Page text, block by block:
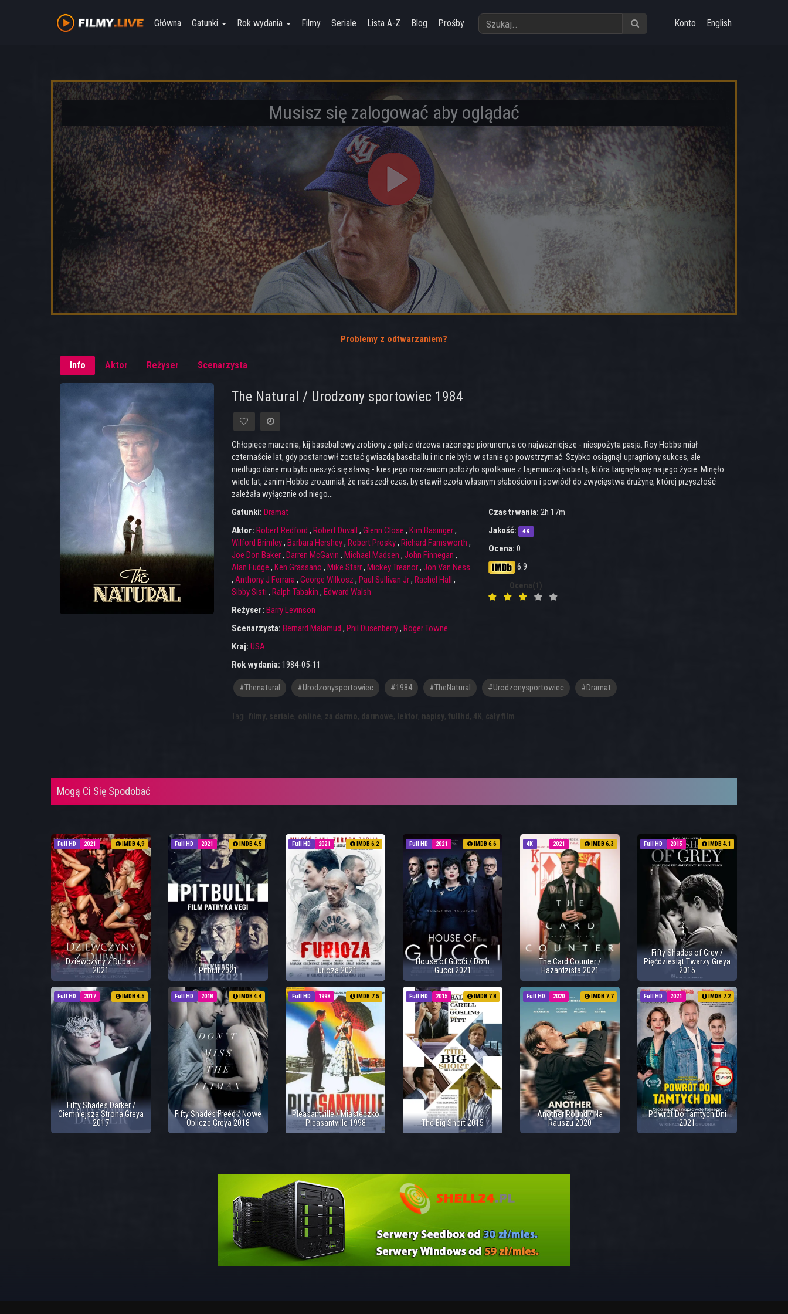
Główna Gatunki Rok wydania Filmy Seriale Lista A-Z Blog Prośby Konto English
Musisz się zalogować aby oglądać
Problemy z odtwarzaniem?
Info Aktor Reżyser Scenarzysta
The Natural / Urodzony sportowiec 1984
Chłopięce marzenia, kij baseballowy zrobiony z gałęzi drzewa rażonego piorunem, a co najważniejsze - niespożyta pasja. Roy Hobbs miał
czternaście lat, gdy postanowił zostać gwiazdą baseballu i nic nie było w stanie go powstrzymać. Szybko osiągnął upragniony sukces, ale
niedługo dane mu było cieszyć się sławą - kres jego marzeniom położyło spotkanie z tajemniczą kobietą, która targnęła się na jego życie. Minęło
wiele lat, zanim Hobbs zrozumiał, że nadszedł czas, by stawił czoła własnym słabościom i powiódł do zwycięstwa drużynę, której przyszłość
zależała wyłącznie od niego...
Gatunki: Dramat
Aktor: Robert Redford , Robert Duvall , Glenn Close , Kim Basinger,
Wilford Brimley, Barbara Hershey, Robert Prosky, Richard Farnsworth ,
Joe Don Baker, Darren McGavin , Michael Madsen , John Finnegan ,
Alan Fudge , Ken Grassano , Mike Starr, Mickey Treanor, Jon Van Ness
, Anthony J Ferrara, George Wilkosz , Paul Sullivan Jr, Rachel Hall ,
Sibby Sisti , Ralph Tabakin , Edward Walsh
Reżyser: Barry Levinson
Scenarzysta: Bernard Malamud , Phil Dusenberry, Roger Towne
Kraj: USA
Rok wydania: 1984-05-11
Czas trwania: 2h 17m
Jakość:
4K
Ocena: 0
6.9
Ocena(1)
#thenatural #urodzonysportowiec #1984 #TheNatural #Urodzonysportowiec #dramat
Tagi: filmy, seriale, online, za darmo, darmowe, lektor, napisy, fullhd , 4K, cały film
Mogą Ci Się Spodobać
Full HD 2021 IMDB 4,9
Dziewczyny z Dubaju
2021
Full HD 2021 IMDB 4.5
Pitbull 2021
Full HD 2021 IMDB 6.2
Furioza 2021
Full HD 2021 IMDB 6.6
House of Gucci / Dom
Gucci 2021
4K 2021 IMDB 6.3
The Card Counter /
Hazardzista 2021
Full HD 2015 IMDB 4.1
Fifty Shades of Grey /
Pięćdziesiąt Twarzy Greya
2015
Full HD 2017 IMDB 4.5
Fifty Shades Darker /
Ciemniejsza Strona Greya
2017
Full HD 2018 IMDB 4.4
Fifty Shades Freed / Nowe
Oblicze Greya 2018
Full HD 1998 IMDB 7.5
Pleasantville / Miasteczko
Pleasantville 1998
Full HD 2015 IMDB 7.8
The Big Short 2015
Full HD 2020 IMDB 7.7
Another Round / Na
Rauszu 2020
Full HD 2021 IMDB 7.2
Powrót Do Tamtych Dni
2021